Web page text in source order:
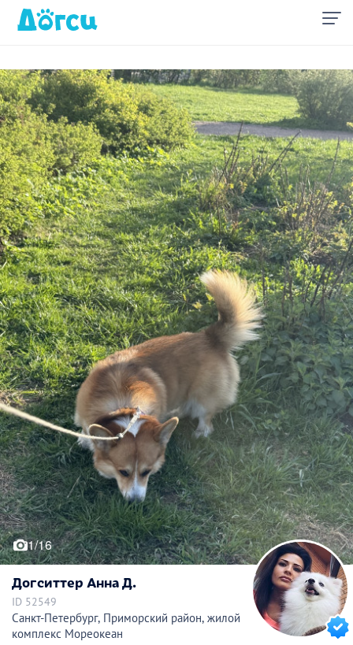
1/16
Догситтер Анна Д.
ID 52549
Санкт-Петербург, Приморский район, жилой
комплекс Мореокеан